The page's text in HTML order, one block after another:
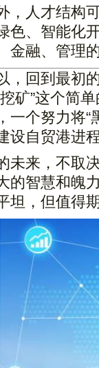
，人才结构
色、智能化
金融、管理
，回到最初
挖矿”这个简
一个努力将“
设自贸港进
未来，不取
的智慧和魄
坦，但值得